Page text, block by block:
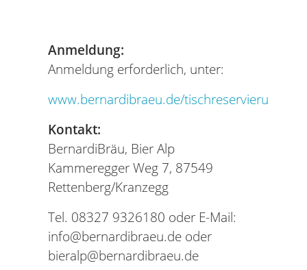
Anmeldung:
Anmeldung erforderlich, unter:
www.bernardibraeu.de/tischreservierung
Kontakt:
BernardiBräu, Bier Alp
Kammeregger Weg 7, 87549
Rettenberg/Kranzegg
Tel. 08327 9326180 oder E-Mail:
info@bernardibraeu.de oder
bieralp@bernardibraeu.de